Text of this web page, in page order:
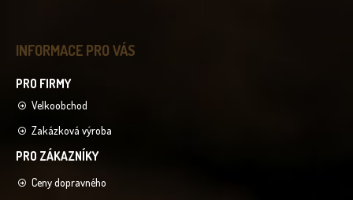
INFORMACE PRO VÁS
Velkoobchod
Zakázková výroba
Ceny dopravného